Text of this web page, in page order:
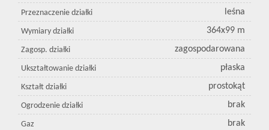
Przeznaczenie działki leśna
Wymiary działki 364x99 m
Zagosp. działki zagospodarowana
Ukształtowanie działki płaska
Kształt działki prostokąt
Ogrodzenie działki brak
Gaz brak